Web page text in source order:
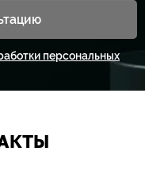
персональных